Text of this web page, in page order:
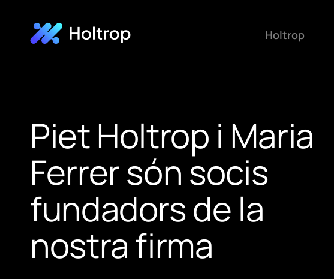
Holtrop
Piet Holtrop i Maria
Ferrer són socis
fundadors de la
nostra firma